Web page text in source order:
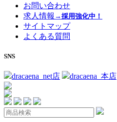
お問い合わせ
求人情報 →採用強化中！
サイトマップ
よくある質問
SNS
dracaena_net店 dracaena_本店